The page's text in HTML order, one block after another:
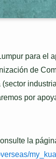
para el
de
por
la